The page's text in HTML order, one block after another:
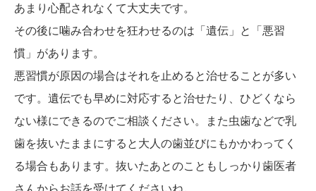
あまり心配されなくて大丈夫です。
その後に噛み合わせを狂わせるのは「遺伝」と「悪習
慣」があります。
悪習慣が原因の場合はそれを止めると治せることが多い
です。遺伝でも早めに対応すると治せたり、ひどくなら
ない様にできるのでご相談ください。また虫歯などで乳
歯を抜いたままにすると大人の歯並びにもかかわってく
る場合もあります。抜いたあとのこともしっかり歯医者
さんからお話を受けてくださいね。